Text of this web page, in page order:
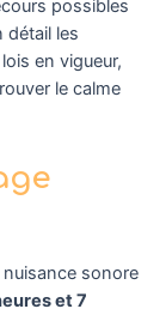
possibles
détail les
en vigueur,
le calme
sonore
et 7